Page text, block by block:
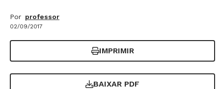
Por professor
02/09/2017
IMPRIMIR
BAIXAR PDF